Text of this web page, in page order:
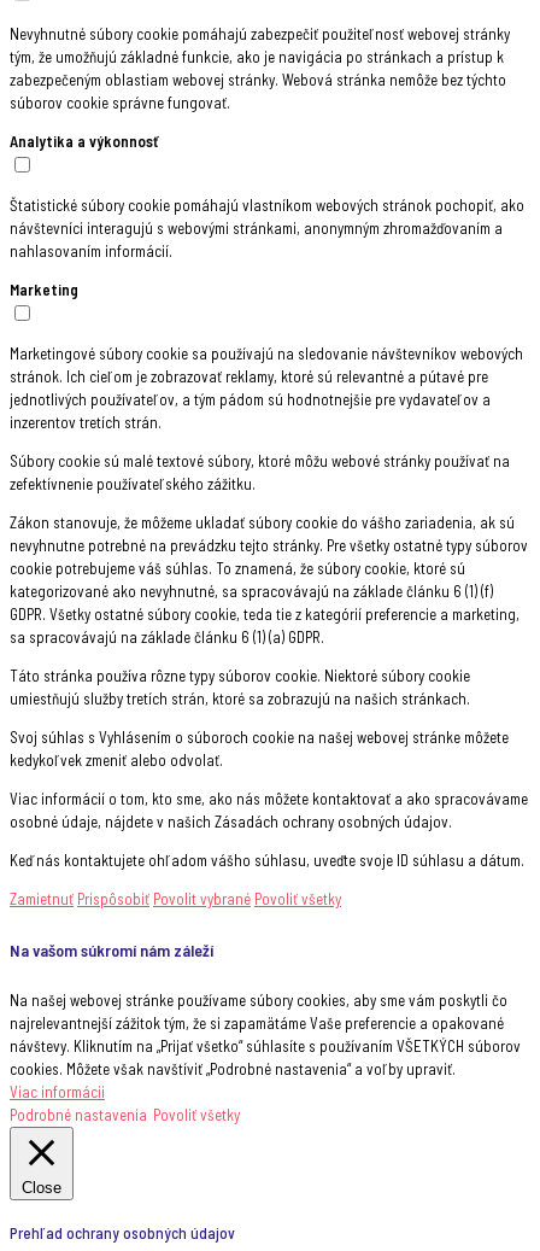
Nevyhnutné súbory cookie pomáhajú zabezpečiť použiteľnosť webovej stránky
tým, že umožňujú základné funkcie, ako je navigácia po stránkach a prístup k
zabezpečeným oblastiam webovej stránky. Webová stránka nemôže bez týchto
súborov cookie správne fungovať.
Analytika a výkonnosť
Štatistické súbory cookie pomáhajú vlastníkom webových stránok pochopiť, ako
návštevníci interagujú s webovými stránkami, anonymným zhromažďovaním a
nahlasovaním informácií.
Marketing
Marketingové súbory cookie sa používajú na sledovanie návštevníkov webových
stránok. Ich cieľom je zobrazovať reklamy, ktoré sú relevantné a pútavé pre
jednotlivých používateľov, a tým pádom sú hodnotnejšie pre vydavateľov a
inzerentov tretích strán.
Súbory cookie sú malé textové súbory, ktoré môžu webové stránky používať na
zefektívnenie používateľského zážitku.
Zákon stanovuje, že môžeme ukladať súbory cookie do vášho zariadenia, ak sú
nevyhnutne potrebné na prevádzku tejto stránky. Pre všetky ostatné typy súborov
cookie potrebujeme váš súhlas. To znamená, že súbory cookie, ktoré sú
kategorizované ako nevyhnutné, sa spracovávajú na základe článku 6 (1) (f)
GDPR. Všetky ostatné súbory cookie, teda tie z kategórií preferencie a marketing,
sa spracovávajú na základe článku 6 (1) (a) GDPR.
Táto stránka používa rôzne typy súborov cookie. Niektoré súbory cookie
umiestňujú služby tretích strán, ktoré sa zobrazujú na našich stránkach.
Svoj súhlas s Vyhlásením o súboroch cookie na našej webovej stránke môžete
kedykoľvek zmeniť alebo odvolať.
Viac informácií o tom, kto sme, ako nás môžete kontaktovať a ako spracovávame
osobné údaje, nájdete v našich Zásadách ochrany osobných údajov.
Keď nás kontaktujete ohľadom vášho súhlasu, uveďte svoje ID súhlasu a dátum.
Zamietnuť Prispôsobiť Povolit vybrané Povoliť všetky
Na vašom súkromí nám záleží
Na našej webovej stránke používame súbory cookies, aby sme vám poskytli čo
najrelevantnejší zážitok tým, že si zapamätáme Vaše preferencie a opakované
návštevy. Kliknutím na „Prijať všetko“ súhlasíte s používaním VŠETKÝCH súborov
cookies. Môžete však navštíviť „Podrobné nastavenia“ a voľby upraviť.
Viac informácii
Podrobné nastavenia Povoliť všetky
Close
Prehľad ochrany osobných údajov